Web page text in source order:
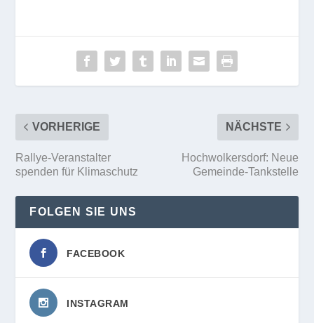
VORHERIGE
Rallye-Veranstalter
spenden für Klimaschutz
NÄCHSTE
Hochwolkersdorf: Neue
Gemeinde-Tankstelle
FOLGEN SIE UNS
FACEBOOK
INSTAGRAM